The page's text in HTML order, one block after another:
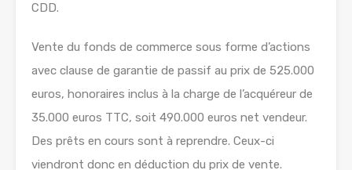
CDD.
Vente du fonds de commerce sous forme d’actions
avec clause de garantie de passif au prix de 525.000
euros, honoraires inclus à la charge de l’acquéreur de
35.000 euros TTC, soit 490.000 euros net vendeur.
Des prêts en cours sont à reprendre. Ceux-ci
viendront donc en déduction du prix de vente.